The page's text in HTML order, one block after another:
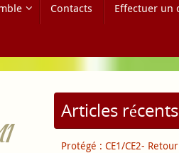
Contacts Effectuer un
Articles récents
Protégé : CE1/CE2-